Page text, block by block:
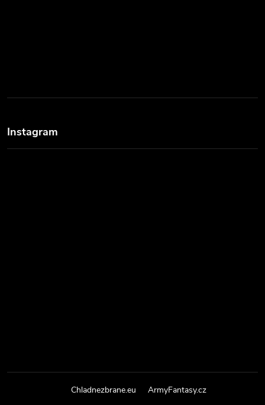
Instagram
Chladnezbrane.eu ArmyFantasy.cz